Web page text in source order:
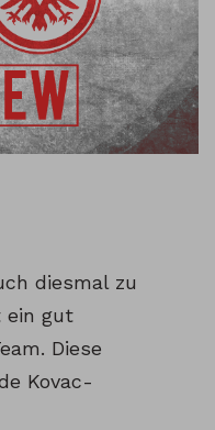
diesmal zu
ein gut
Diese
Kovac-